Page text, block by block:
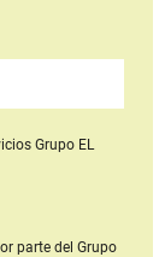
Grupo EL
parte del Grupo